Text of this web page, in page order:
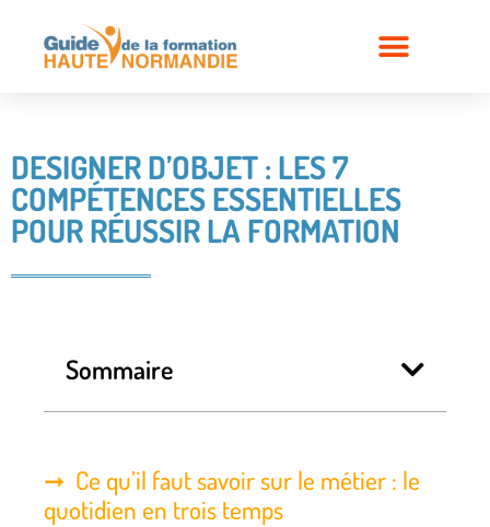
DESIGNER D’OBJET : LES 7
COMPÉTENCES ESSENTIELLES
POUR RÉUSSIR LA FORMATION
Sommaire
Ce qu’il faut savoir sur le métier : le
quotidien en trois temps